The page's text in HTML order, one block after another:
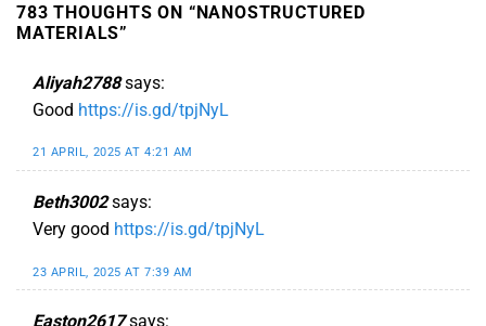
783 THOUGHTS ON “NANOSTRUCTURED
MATERIALS”
Aliyah2788 says:
Good https://is.gd/tpjNyL
21 APRIL, 2025 AT 4:21 AM
Beth3002 says:
Very good https://is.gd/tpjNyL
23 APRIL, 2025 AT 7:39 AM
Easton2617 says: